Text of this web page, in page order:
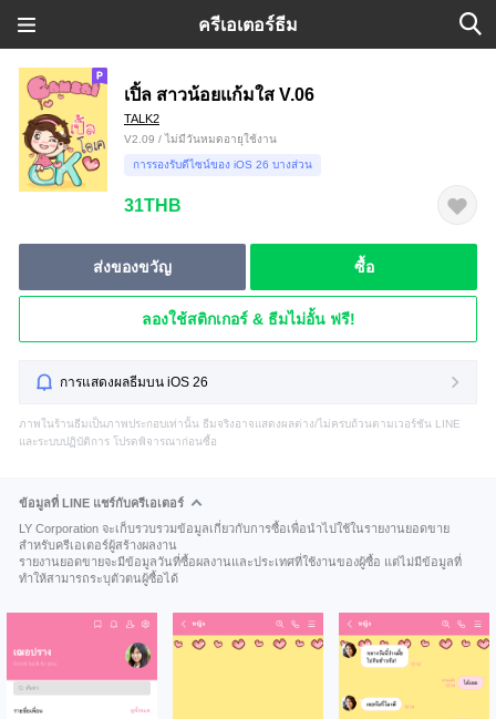
ครีเอเตอร์ธีม
เปิ้ล สาวน้อยแก้มใส V.06
TALK2
V2.09 / ไม่มีวันหมดอายุใช้งาน
การรองรับดีไซน์ของ iOS 26 บางส่วน
31THB
ส่งของขวัญ ซื้อ
ลองใช้สติกเกอร์ & ธีมไม่อั้น ฟรี!
การแสดงผลธีมบน iOS 26
ภาพในร้านธีมเป็นภาพประกอบเท่านั้น ธีมจริงอาจแสดงผลต่าง/ไม่ครบถ้วนตามเวอร์ชัน LINE
และระบบปฏิบัติการ โปรดพิจารณาก่อนซื้อ
ข้อมูลที่ LINE แชร์กับครีเอเตอร์
LY Corporation จะเก็บรวบรวมข้อมูลเกี่ยวกับการซื้อเพื่อนำไปใช้ในรายงานยอดขาย
สำหรับครีเอเตอร์ผู้สร้างผลงาน
รายงานยอดขายจะมีข้อมูลวันที่ซื้อผลงานและประเทศที่ใช้งานของผู้ซื้อ แต่ไม่มีข้อมูลที่
ทำให้สามารถระบุตัวตนผู้ซื้อได้